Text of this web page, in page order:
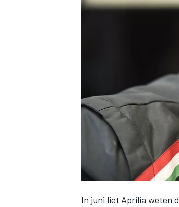
INDYCAR
In juni liet Aprilia weten